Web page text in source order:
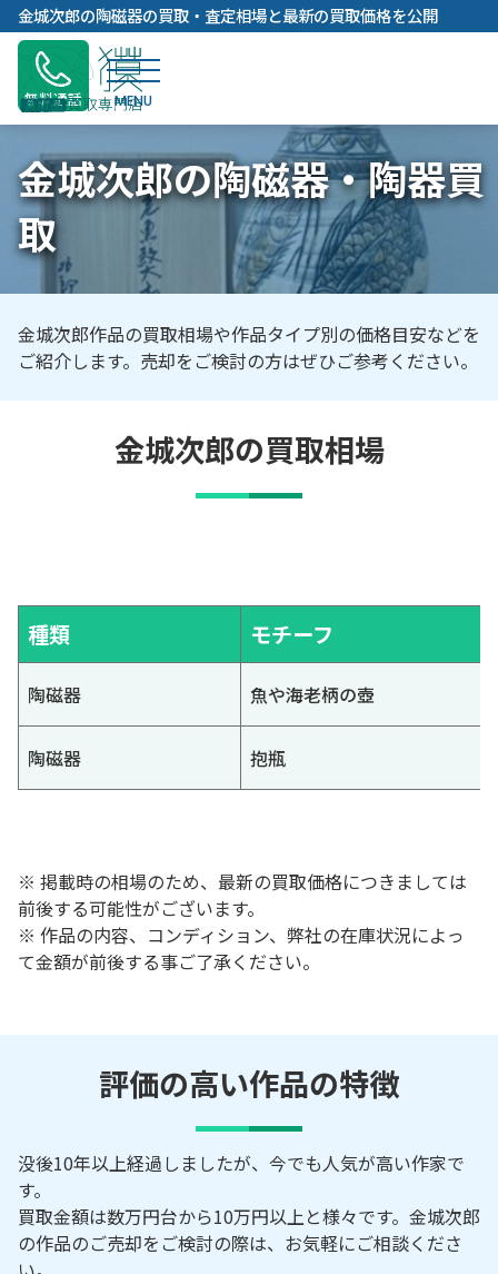
内
容
キ
プ
金城次郎の陶磁器の買取・査定相場と最新の買取価格を公開
無料通話
金城次郎の陶磁器・陶器買
取
金城次郎作品の買取相場や作品タイプ別の価格目安などを
ご紹介します。売却をご検討の方はぜひご参考ください。
金城次郎の買取相場
種類 モチーフ
陶磁器 魚や海老柄の壺
陶磁器 抱瓶
※ 掲載時の相場のため、最新の買取価格につきましては
前後する可能性がございます。
※ 作品の内容、コンディション、弊社の在庫状況によっ
て金額が前後する事ご了承ください。
評価の高い作品の特徴
没後10年以上経過しましたが、今でも人気が高い作家で
す。
買取金額は数万円台から10万円以上と様々です。金城次郎
の作品のご売却をご検討の際は、お気軽にご相談くださ